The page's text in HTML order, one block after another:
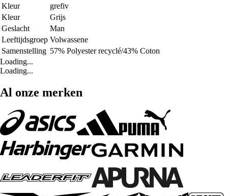
Kleur
grefiv
Kleur
Grijs
Geslacht
Man
Leeftijdsgroep Volwassene
Samenstelling 57% Polyester recyclé/43% Coton
Loading...
Loading...
Al onze merken